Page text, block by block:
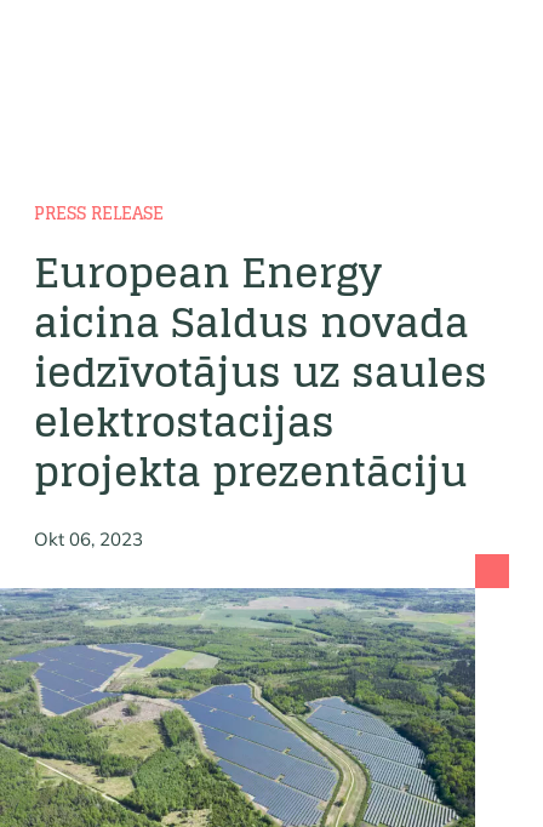
PRESS RELEASE
European Energy
aicina Saldus novada
iedzīvotājus uz saules
elektrostacijas
projekta prezentāciju
Okt 06, 2023